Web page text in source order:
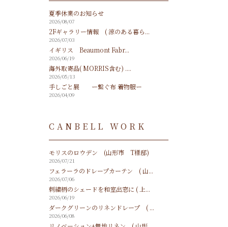
夏季休業のお知らせ
2026/08/07
2Fギャラリー情報 ( 涼のある暮ら...
2026/07/03
イギリス Beaumont Fabr...
2026/06/19
海外取寄品( MORRIS含む) ....
2026/05/13
手しごと展 ー繋ぐ布 着物服ー
2026/04/09
CANBELL WORK
モリスのロウデン (山形市 T様邸)
2026/07/21
フェラーラのドレープカーテン ( 山...
2026/07/06
刺繍柄のシェードを和室出窓に ( 上...
2026/06/19
ダークグリーンのリネンドレープ ( ...
2026/06/08